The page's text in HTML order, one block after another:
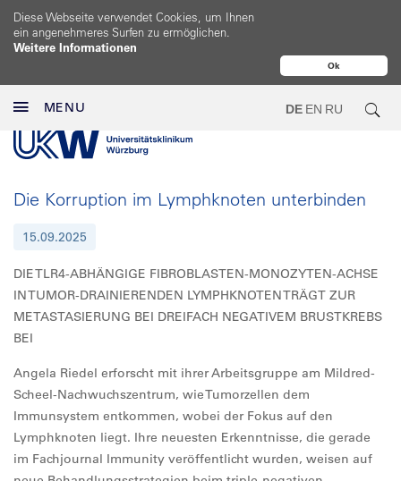
Ok
Diese Webseite verwendet Cookies, um Ihnen
ein angenehmeres Surfen zu ermöglichen.
Weitere Informationen
MENU DE EN RU
Die Korruption im Lymphknoten unterbinden
15.09.2025
DIE TLR4-ABHÄNGIGE FIBROBLASTEN-MONOZYTEN-ACHSE
IN TUMOR-DRAINIERENDEN LYMPHKNOTEN TRÄGT ZUR
METASTASIERUNG BEI DREIFACH NEGATIVEM BRUSTKREBS
BEI
Angela Riedel erforscht mit ihrer Arbeitsgruppe am Mildred-
Scheel-Nachwuchszentrum, wie Tumorzellen dem
Immunsystem entkommen, wobei der Fokus auf den
Lymphknoten liegt. Ihre neuesten Erkenntnisse, die gerade
im Fachjournal Immunity veröffentlicht wurden, weisen auf